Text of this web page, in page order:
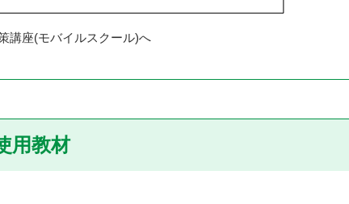
講座(モバイルスクール)へ
用教材